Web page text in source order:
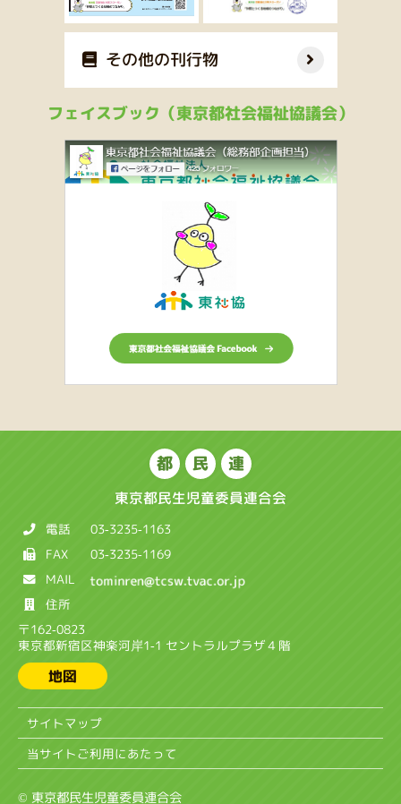
その他の刊行物
フェイスブック（東京都社会福祉協議会）
都 民 連
東京都民生児童委員連合会
電話 03-3235-1163
FAX 03-3235-1169
MAIL
住所
〒162-0823
東京都新宿区神楽河岸1-1 セントラルプラザ４階
地図
サイトマップ
当サイトご利用にあたって
© 東京都民生児童委員連合会